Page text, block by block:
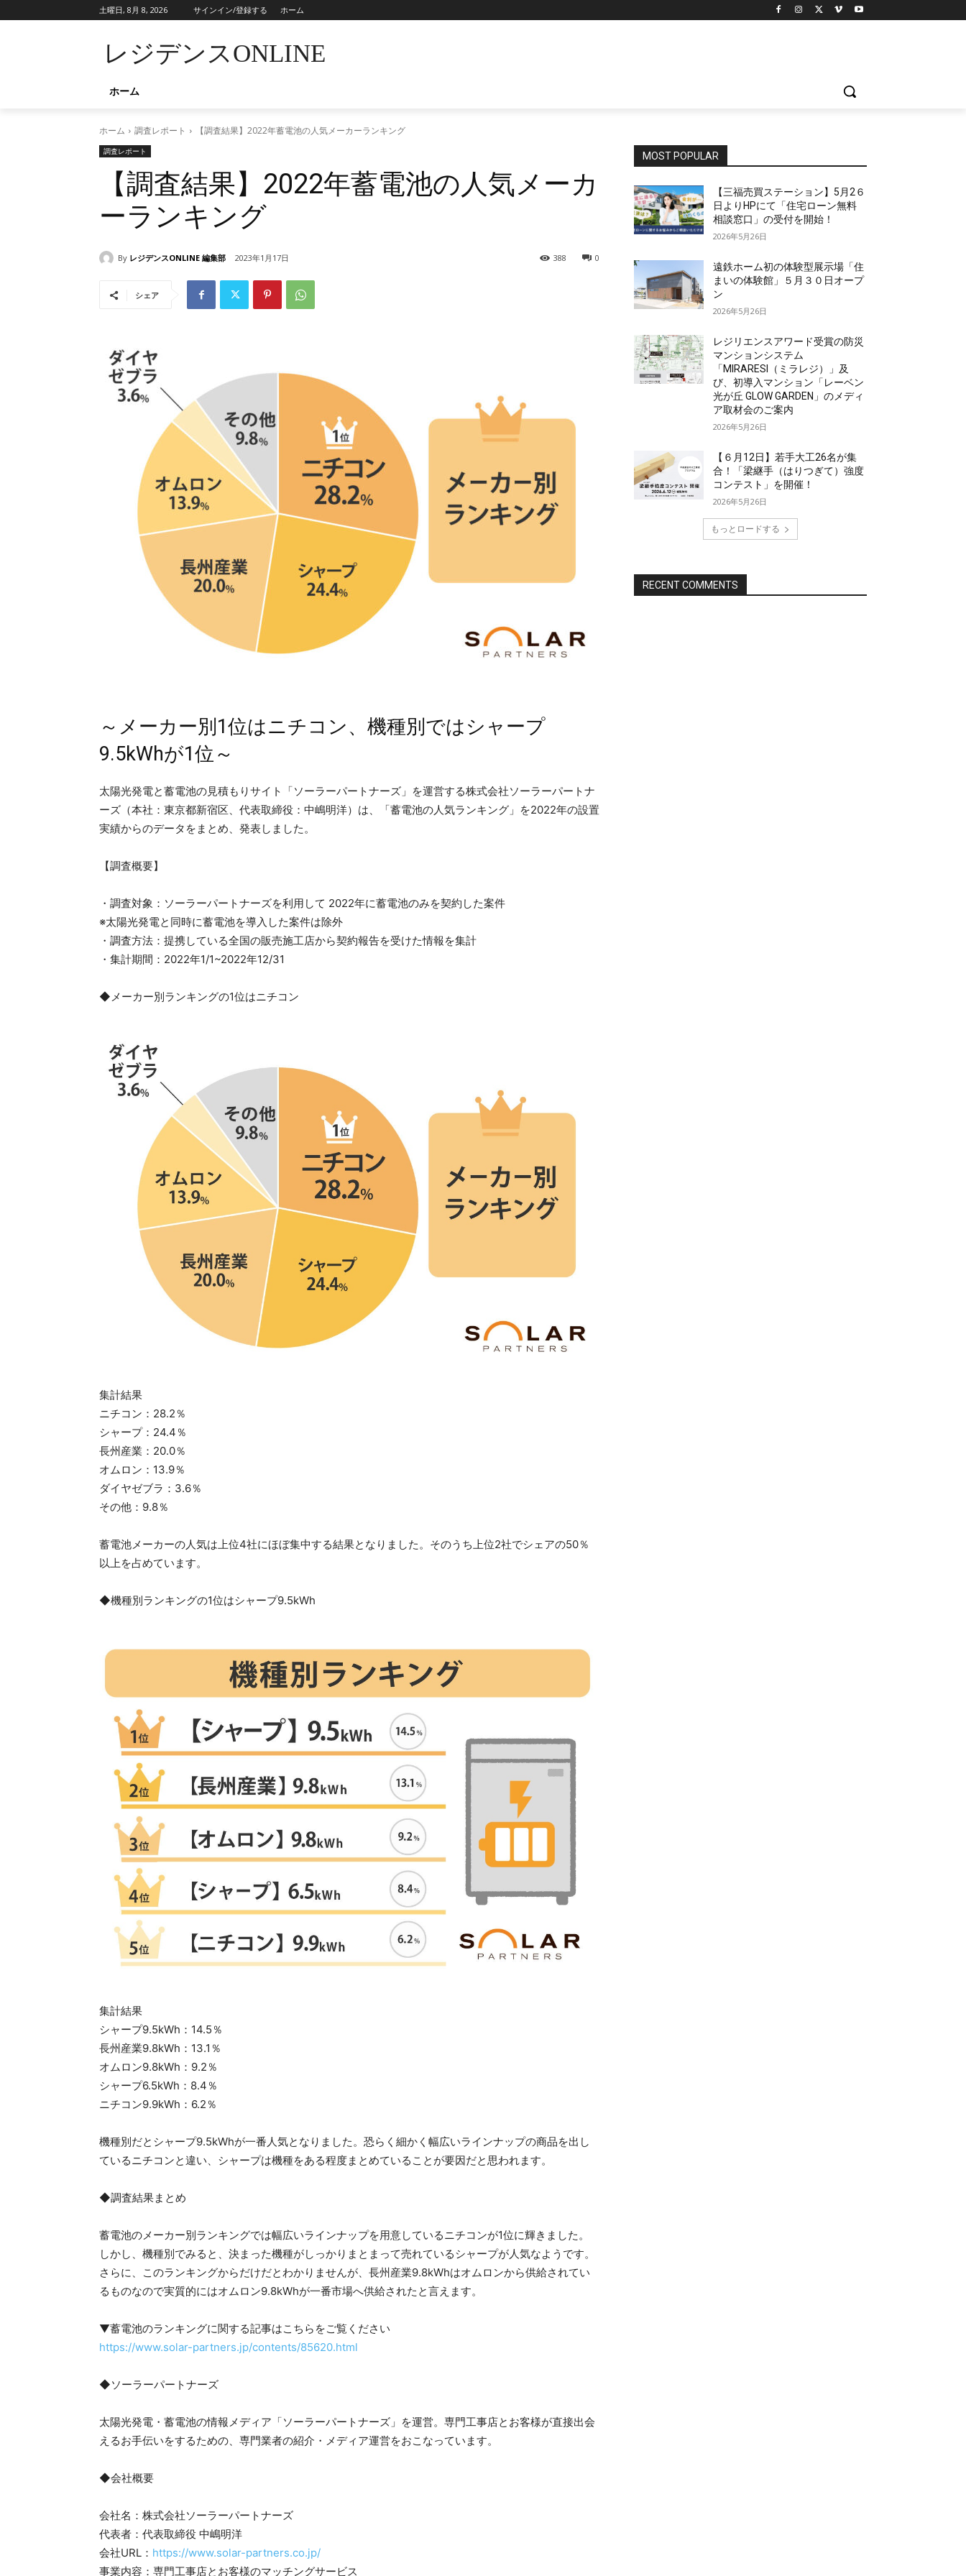
土曜日, 8月 8, 2026 サインイン/登録する ホーム
レジデンスONLINE
ホーム
ホーム 調査レポート 【調査結果】2022年蓄電池の人気メーカーランキング
調査レポート
【調査結果】2022年蓄電池の人気メーカ
ーランキング
By レジデンスONLINE 編集部 2023年1月17日 0
388
シェア
～メーカー別1位はニチコン、機種別ではシャープ
9.5kWhが1位～
太陽光発電と蓄電池の見積もりサイト「ソーラーパートナーズ」を運営する株式会社ソーラーパートナ
ーズ（本社：東京都新宿区、代表取締役：中嶋明洋）は、「蓄電池の人気ランキング」を2022年の設置
実績からのデータをまとめ、発表しました。
【調査概要】
・調査対象：ソーラーパートナーズを利用して 2022年に蓄電池のみを契約した案件
※太陽光発電と同時に蓄電池を導入した案件は除外
・調査方法：提携している全国の販売施工店から契約報告を受けた情報を集計
・集計期間：2022年1/1~2022年12/31
◆メーカー別ランキングの1位はニチコン
集計結果
ニチコン：28.2％
シャープ：24.4％
長州産業：20.0％
オムロン：13.9％
ダイヤゼブラ：3.6％
その他：9.8％
蓄電池メーカーの人気は上位4社にほぼ集中する結果となりました。そのうち上位2社でシェアの50％
以上を占めています。
◆機種別ランキングの1位はシャープ9.5kWh
集計結果
シャープ9.5kWh：14.5％
長州産業9.8kWh：13.1％
オムロン9.8kWh：9.2％
シャープ6.5kWh：8.4％
ニチコン9.9kWh：6.2％
機種別だとシャープ9.5kWhが一番人気となりました。恐らく細かく幅広いラインナップの商品を出し
ているニチコンと違い、シャープは機種をある程度まとめていることが要因だと思われます。
◆調査結果まとめ
蓄電池のメーカー別ランキングでは幅広いラインナップを用意しているニチコンが1位に輝きました。
しかし、機種別でみると、決まった機種がしっかりまとまって売れているシャープが人気なようです。
さらに、このランキングからだけだとわかりませんが、長州産業9.8kWhはオムロンから供給されてい
るものなので実質的にはオムロン9.8kWhが一番市場へ供給されたと言えます。
▼蓄電池のランキングに関する記事はこちらをご覧ください
https://www.solar-partners.jp/contents/85620.html
◆ソーラーパートナーズ
太陽光発電・蓄電池の情報メディア「ソーラーパートナーズ」を運営。専門工事店とお客様が直接出会
えるお手伝いをするための、専門業者の紹介・メディア運営をおこなっています。
◆会社概要
会社名：株式会社ソーラーパートナーズ
代表者：代表取締役 中嶋明洋
会社URL： https://www.solar-partners.co.jp/
事業内容：専門工事店とお客様のマッチングサービス
MOST POPULAR
【三福売買ステーション】5月2６
日よりHPにて「住宅ローン無料
相談窓口」の受付を開始！
2026年5月26日
遠鉄ホーム初の体験型展示場「住
まいの体験館」５月３０日オープ
ン
2026年5月26日
レジリエンスアワード受賞の防災
マンションシステム
「MIRARESI（ミラレジ）」及
び、初導入マンション「レーベン
光が丘 GLOW GARDEN」のメディ
ア取材会のご案内
2026年5月26日
【６月12日】若手大工26名が集
合！「梁継手（はりつぎて）強度
コンテスト」を開催！
2026年5月26日
もっとロードする
RECENT COMMENTS